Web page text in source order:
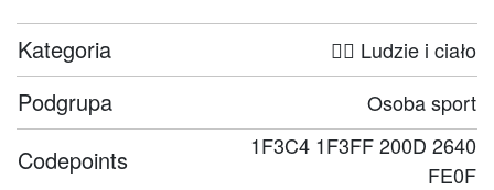
Kategoria 🤦‍♀️ Ludzie i ciało
Podgrupa Osoba sport
Codepoints
1F3C4 1F3FF 200D 2640
FE0F